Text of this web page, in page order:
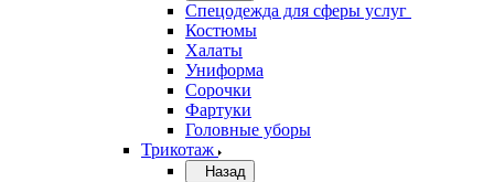
Спецодежда для сферы услуг
Костюмы
Халаты
Униформа
Сорочки
Фартуки
Головные уборы
Трикотаж
Назад